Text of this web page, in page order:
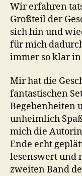
Wir erfahren
Großteil der
sich hin und
für mich
immer so klar
Mir hat die
fantastischen
Begebenheiten
unheimlich
mich die
Ende echt
lesenswert und
zweiten Band